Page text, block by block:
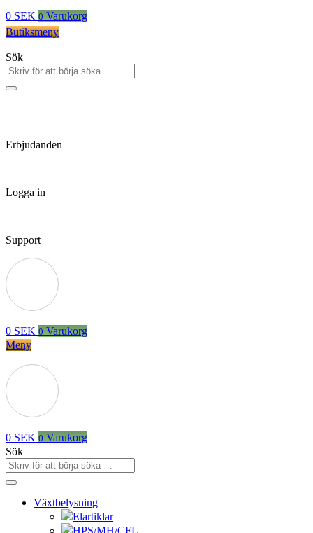
0 SEK 0 Varukorg
Butiksmeny
Sök
Erbjudanden
Logga in
Support
0 SEK 0 Varukorg
Meny
0 SEK 0 Varukorg
Sök
Växtbelysning
Elartiklar
HPS/MH/CFL